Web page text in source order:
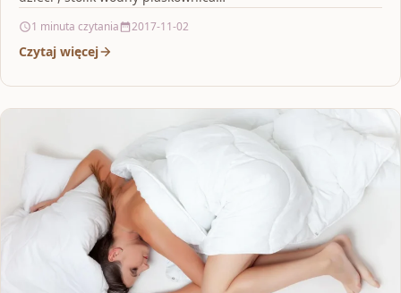
1 minuta czytania 2017-11-02
Czytaj więcej